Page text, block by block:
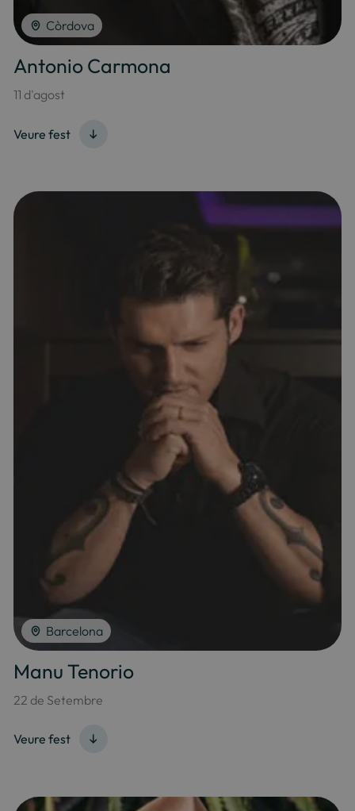
Còrdova
Antonio Carmona
11 d'agost
Veure fest
Barcelona
Manu Tenorio
22 de Setembre
Veure fest